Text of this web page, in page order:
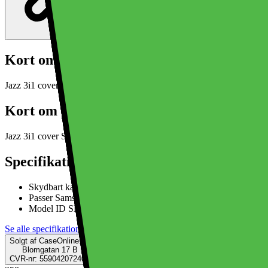
Kort om produktet
Jazz 3i1 cover Samsung Galaxy Z Fold 7 - Blå
Kort om produktet
Jazz 3i1 cover Samsung Galaxy Z Fold 7 - Blå
Specifikationer
Skydbart kameracover
Passer Samsung Galaxy Z Fold 7
Model ID SM-F966B/DS
Se alle specifikationer
Solgt af CaseOnline.dk
Blomgatan 17 B
CVR-nr: 559042072401